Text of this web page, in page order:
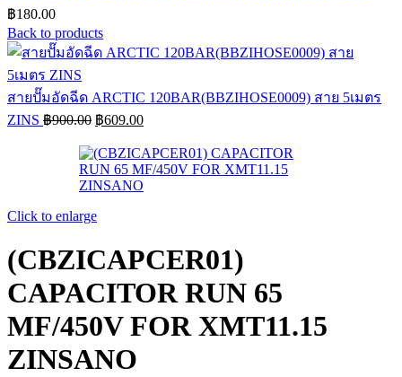
฿180.00
Back to products
สายปั๊มอัดฉีด ARCTIC 120BAR(BBZIHOSE0009) สาย 5เมตร
ZINS ฿900.00 Original
price
was:
฿900.00.
฿609.00Current
price
is:
฿609.00.
Click to enlarge
(CBZICAPCER01)
CAPACITOR RUN 65
MF/450V FOR XMT11.15
ZINSANO